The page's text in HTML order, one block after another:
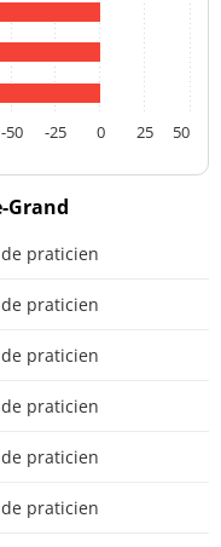
-50 -25 0 25 50
Grand
praticien
praticien
praticien
praticien
praticien
praticien